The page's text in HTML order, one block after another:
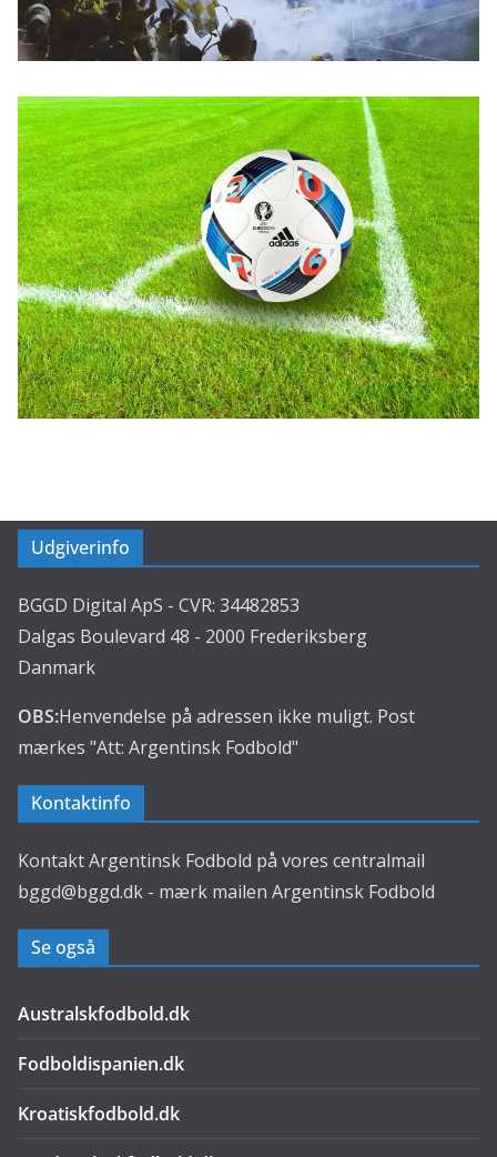
Udgiverinfo
BGGD Digital ApS - CVR: 34482853
Dalgas Boulevard 48 - 2000 Frederiksberg
Danmark
OBS:Henvendelse på adressen ikke muligt. Post
mærkes "Att: Argentinsk Fodbold"
Kontaktinfo
Kontakt Argentinsk Fodbold på vores centralmail
bggd@bggd.dk - mærk mailen Argentinsk Fodbold
Se også
Australskfodbold.dk
Fodboldispanien.dk
Kroatiskfodbold.dk